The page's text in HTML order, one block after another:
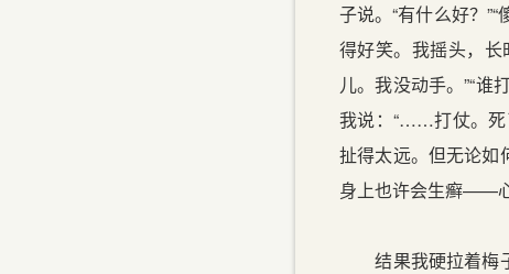
子说。“有什么好？
得好笑。我摇头，
儿。我没动手。”“谁
我说：“……打仗。死
扯得太远。但无论如
身上也许会生癣——
结果我硬拉着梅子